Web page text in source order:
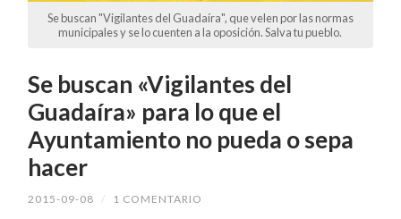
Se buscan "Vigilantes del Guadaíra", que velen por las normas
municipales y se lo cuenten a la oposición. Salva tu pueblo.
Se buscan «Vigilantes del
Guadaíra» para lo que el
Ayuntamiento no pueda o sepa
hacer
2015-09-08 / 1 COMENTARIO